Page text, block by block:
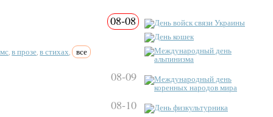
в прозе в стихах все
08-08
День войск связи Украины
День кошек
Международный день
альпинизма
08-09
Международный день
коренных народов мира
08-10 День физкультурника